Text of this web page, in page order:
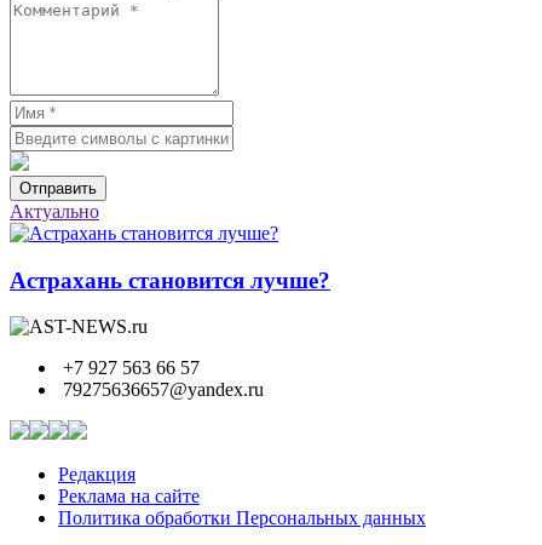
Отправить
Актуально
Астрахань становится лучше?
+7 927 563 66 57
79275636657@yandex.ru
Редакция
Реклама на сайте
Политика обработки Персональных данных